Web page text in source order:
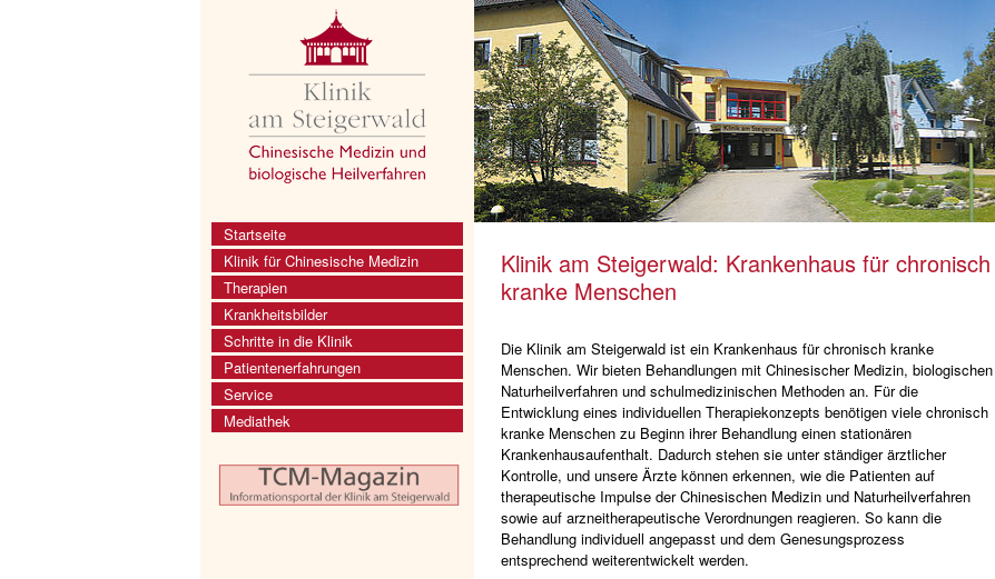
Startseite
Klinik für Chinesische Medizin
Therapien
Krankheitsbilder
Schritte in die Klinik
Patientenerfahrungen
Service
Mediathek
Klinik am Steigerwald: Krankenhaus für chronisch
kranke Menschen
Die Klinik am Steigerwald ist ein Krankenhaus für chronisch kranke
Menschen. Wir bieten Behandlungen mit Chinesischer Medizin, biologischen
Naturheilverfahren und schulmedizinischen Methoden an. Für die
Entwicklung eines individuellen Therapiekonzepts benötigen viele chronisch
kranke Menschen zu Beginn ihrer Behandlung einen stationären
Krankenhausaufenthalt. Dadurch stehen sie unter ständiger ärztlicher
Kontrolle, und unsere Ärzte können erkennen, wie die Patienten auf
therapeutische Impulse der Chinesischen Medizin und Naturheilverfahren
sowie auf arzneitherapeutische Verordnungen reagieren. So kann die
Behandlung individuell angepasst und dem Genesungsprozess
entsprechend weiterentwickelt werden.